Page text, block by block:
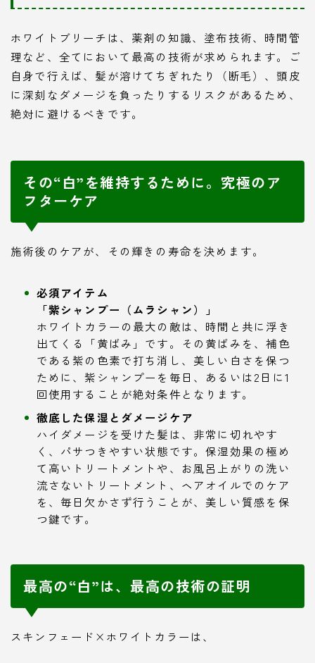
ホワイトブリーチは、薬剤の知識、塗布技術、時間管
理など、全てにおいて最高の技術が求められます。ご
自身で行えば、髪が溶けてちぎれたり（断毛）、頭皮
に深刻なダメージを負ったりするリスクがあるため、
絶対に避けるべきです。
その“白”を維持するために。究極のア
フターケア
施術後のケアが、その輝きの寿命を決めます。
必須アイテム
「紫シャンプー（ムラシャン）」
ホワイトカラーの最大の敵は、時間と共に浮き
出てくる「黄ばみ」です。その黄ばみを、補色
である紫の色素で打ち消し、美しい白さを保つ
ために、紫シャンプーを毎日、あるいは2日に1
回使用することが絶対条件となります。
徹底した保湿とダメージケア
ハイダメージを受けた髪は、非常に切れやす
く、パサつきやすい状態です。保湿効果の極め
て高いトリートメントや、お風呂上がりの洗い
流さないトリートメント、ヘアオイルでのケア
を、毎日欠かさず行うことが、美しい質感を保
つ鍵です。
最高の“白”は、最高の技術の証明
スキンフェード×ホワイトカラーは、